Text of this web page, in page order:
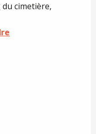
cimetière,